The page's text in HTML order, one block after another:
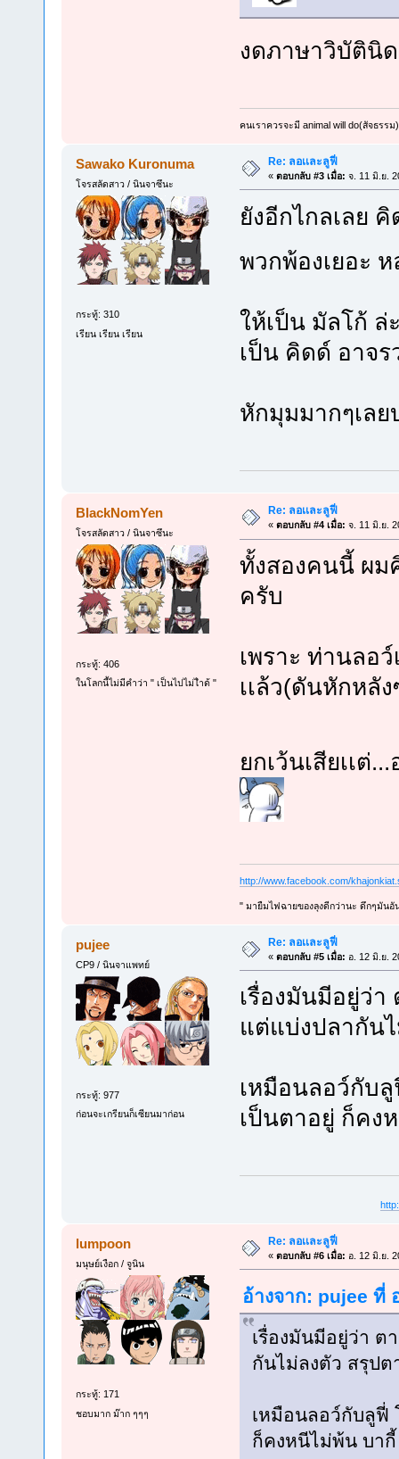
งดภาษาวิบัตินิ
คนเราควรจะมี animal will do(สัจธรรม)
Sawako Kuronuma
โจรสลัดสาว / นินจาซึนะ
กระทู้: 310
เรียน เรียน เรียน
Re: ลอเเละลูฟี่
« ตอบกลับ #3 เมื่อ: จ. 11 มิ.ย.
ยังอีกไกลเลย
พวกพ้องเยอะ
ให้เป็น มัลโก้
เป็น คิดด์ อาจร
หักมุมมากๆเล
BlackNomYen
โจรสลัดสาว / นินจาซึนะ
กระทู้: 406
ในโลกนี้ไม่มีคำว่า " เป็นไปไม่ไำด้ "
Re: ลอเเละลูฟี่
« ตอบกลับ #4 เมื่อ: จ. 11 มิ.ย.
ทั้งสองคนนี้ ผม
ครับ
เพราะ ท่านลอ
เเล้ว(ดันหักหลั
ยกเว้นเสียเเต่
http://www.facebook.com/
" มายืมไฟฉายของลุงดีกว่านะ ดึกๆมันอั
pujee
CP9 / นินจาแพทย์
กระทู้: 977
ก่อนจะเกรียนก็เซียนมาก่อน
Re: ลอเเละลูฟี่
« ตอบกลับ #5 เมื่อ: อ. 12 มิ.ย.
เรื่องมันมีอยู่ว่
แต่แบ่งปลากัน
เหมือนลอว์กับ
เป็นตาอยู่ ก็คง
lumpoon
มนุษย์เงือก / จูนิน
กระทู้: 171
ชอบมาก ม๊าก ๆๆๆ
Re: ลอเเละลูฟี่
« ตอบกลับ #6 เมื่อ: อ. 12 มิ.ย.
อ้างจาก: pujee ที่
เรื่องมันมีอยู่ว่า
กันไม่ลงตัว สรุปต
เหมือนลอว์กับลูฟี่
ก็คงหนีไม่พ้น บากี้